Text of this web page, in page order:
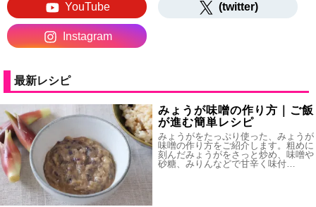
YouTube (twitter)
Instagram
最新レシピ
みょうが味噌の作り方｜ご飯
が進む簡単レシピ
みょうがをたっぷり使った、みょうが
味噌の作り方をご紹介します。粗めに
刻んだみょうがをさっと炒め、味噌や
砂糖、みりんなどで甘辛く味付…